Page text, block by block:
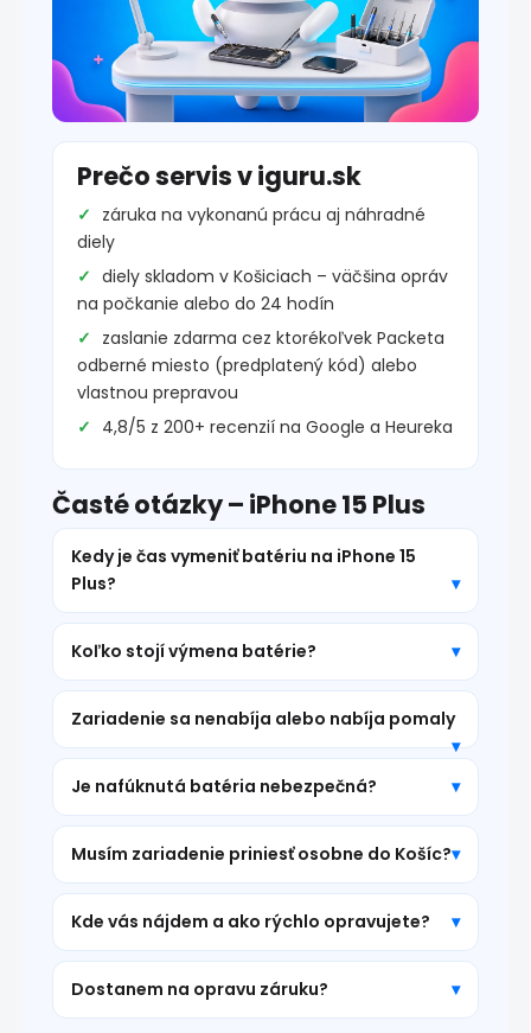
Prečo servis v iguru.sk
záruka na vykonanú prácu aj náhradné
diely
diely skladom v Košiciach – väčšina opráv
na počkanie alebo do 24 hodín
zaslanie zdarma cez ktorékoľvek Packeta
odberné miesto (predplatený kód) alebo
vlastnou prepravou
4,8/5 z 200+ recenzií na Google a Heureka
Časté otázky – iPhone 15 Plus
Kedy je čas vymeniť batériu na iPhone 15
Plus?
Koľko stojí výmena batérie?
Zariadenie sa nenabíja alebo nabíja pomaly
Je nafúknutá batéria nebezpečná?
Musím zariadenie priniesť osobne do Košíc?
Kde vás nájdem a ako rýchlo opravujete?
Dostanem na opravu záruku?